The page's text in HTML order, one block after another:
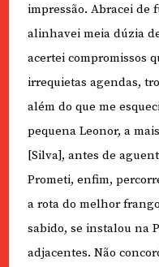
impressão. Abracei de
alinhavei meia dúzia
acertei compromissos
irrequietas agendas,
além do que me
pequena Leonor, a
[Silva], antes de
Prometi, enfim,
a rota do melhor
sabido, se instalou na
adjacentes. Não